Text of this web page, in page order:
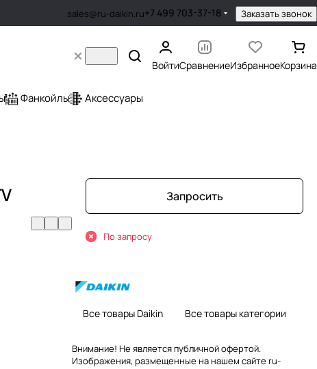
sales@ru-daikin.ru+7 499 703-37-18 Заказать звонок
ВойтиСравнениеИзбранноеКорзина
Фанкойлы Аксессуары
Запросить
По запросу
Все товары Daikin Все товары категории
Внимание! Не является публичной офертой.
Изображения, размещенные на нашем сайте ru-